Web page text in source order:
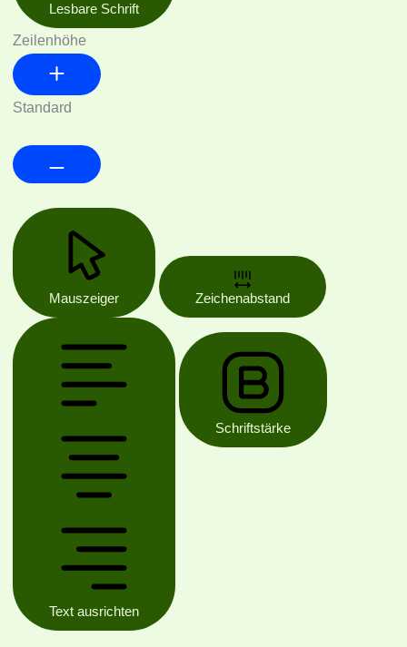
Lesbare Schrift
Zeilenhöhe
Standard
Mauszeiger Zeichenabstand
Text ausrichten
Schriftstärke